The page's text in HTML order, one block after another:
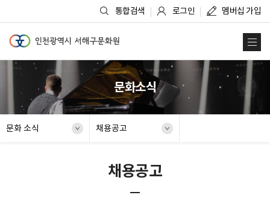
통합검색 로그인 멤버십 가입
문화소식
문화 소식 채용공고
채용공고